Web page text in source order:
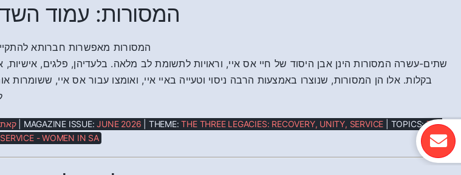
12 המסורות: עמוד
המסורות מאפשרות חברותא
שתים-עשרה המסורות הינן אבן היסוד של חיי אס איי, וראויות לתשומת לב מלאה. בלעדיהן, פלגים, אישיות,
בקלות. אלו הן המסורות, שנוצרו באמצעות הרבה ניסוי וטעייה באיי איי, ואומצו עבור אס איי, ששומרות
| MAGAZINE ISSUE:JUNE 2026 | THEME:THE THREE LEGACIES: RECOVERY, UNITY, SERVICE | TOPICS:THE
- WOMEN IN SA